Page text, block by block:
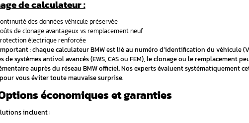
Nos techniciens spécialisés BMW utilisent des
Valises de diagnostic: lecture exhaustive des codes
Oscilloscopes haute résolution
Multimètres professionnels: vérification des
Tests fonctionnels approfondis: contrôle de chaque
Documentation technique officielle
: respect strict
2.2. Symptômes révélateurs d’un
Plusieurs signaux d’alarme peuvent indiquer une